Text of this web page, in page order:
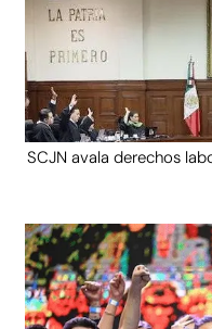
SCJN avala derechos